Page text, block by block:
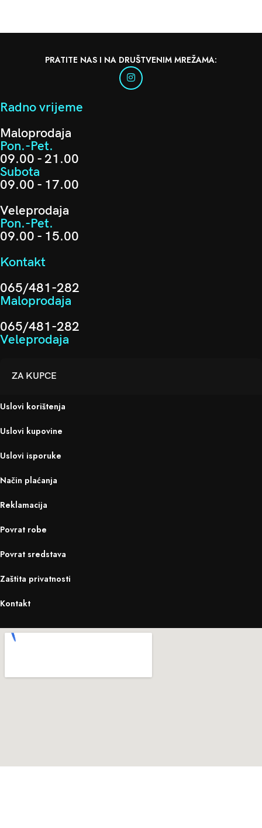
PRATITE NAS I NA DRUŠTVENIM MREŽAMA:
Radno vrijeme
Maloprodaja
Pon.-Pet.
09.00 - 21.00
Subota
09.00 - 17.00
Veleprodaja
Pon.-Pet.
09.00 - 15.00
Kontakt
065/481-282
Maloprodaja
065/481-282
Veleprodaja
ZA KUPCE
Uslovi korištenja
Uslovi kupovine
Uslovi isporuke
Način plaćanja
Reklamacija
Povrat robe
Povrat sredstava
Zaštita privatnosti
Kontakt